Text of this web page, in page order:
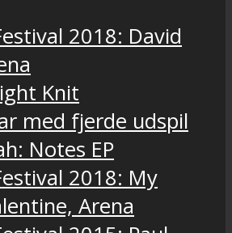
2018: David
Knit
med fjerde udspil
Notes EP
2018: My
Arena